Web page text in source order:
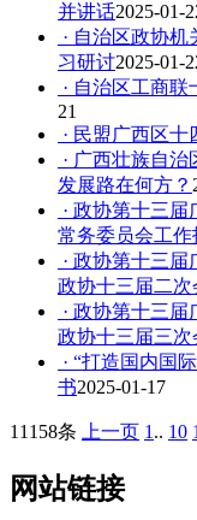
并讲话2025-01-
· 自治区政协
习研讨2025-01-
· 自治区工商
21
· 民盟广西区
· 广西壮族自
发展路在何方？
· 政协第十三
常务委员会工作
· 政协第十三
政协十三届二
· 政协第十三
政协十三届三
· “打造国内国
书2025-01-17
11158条 上一页 1 .. 10
网站链接